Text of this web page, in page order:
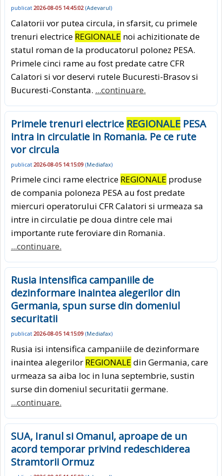
publicat 2026-08-05 14:45:02 (Adevarul)
Calatorii vor putea circula, in sfarsit, cu primele
trenuri electrice REGIONALE noi achizitionate de
statul roman de la producatorul polonez PESA.
Primele cinci rame au fost predate catre CFR
Calatori si vor deservi rutele Bucuresti-Brasov si
Bucuresti-Constanta. ...continuare.
Primele trenuri electrice REGIONALE PESA
intra in circulatie in Romania. Pe ce rute
vor circula
publicat 2026-08-05 14:15:09 (Mediafax)
Primele cinci rame electrice REGIONALE produse
de compania poloneza PESA au fost predate
miercuri operatorului CFR Calatori si urmeaza sa
intre in circulatie pe doua dintre cele mai
importante rute feroviare din Romania.
...continuare.
Rusia intensifica campaniile de
dezinformare inaintea alegerilor din
Germania, spun surse din domeniul
securitatii
publicat 2026-08-05 14:15:09 (Mediafax)
Rusia isi intensifica campaniile de dezinformare
inaintea alegerilor REGIONALE din Germania, care
urmeaza sa aiba loc in luna septembrie, sustin
surse din domeniul securitatii germane.
...continuare.
SUA, Iranul si Omanul, aproape de un
acord temporar privind redeschiderea
Stramtorii Ormuz